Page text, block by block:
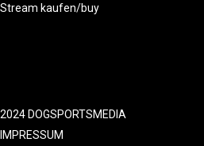
Stream kaufen/buy
2024 DOGSPORTSMEDIA
IMPRESSUM